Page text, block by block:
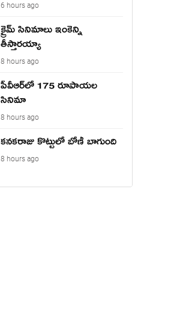
6 hours ago
క్రైమ్ సినిమాలు ఇంకెన్ని
తీస్తారయ్యా
8 hours ago
పీవీఆర్‌లో 175 రూపాయల
సినిమా
8 hours ago
కనకరాజు కొట్టులో బోణీ బాగుంది
8 hours ago